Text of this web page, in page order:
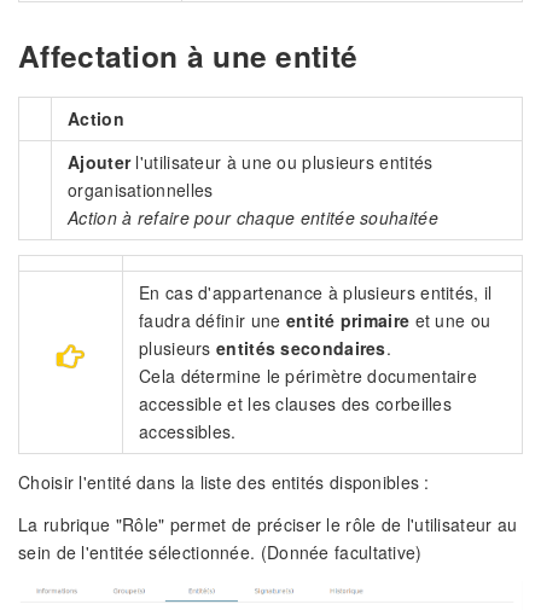
Affectation à une entité
Action
Ajouterl'utilisateur à une ou plusieurs entités
organisationnelles
Action à refaire pour chaque entitée souhaitée
En cas d'appartenance à plusieurs entités, il
faudra définir une entité primaire et une ou
plusieurs entités secondaires.
Cela détermine le périmètre documentaire
accessible et les clauses des corbeilles
accessibles.
Choisir l'entité dans la liste des entités disponibles :
La rubrique "Rôle" permet de préciser le rôle de l'utilisateur au
sein de l'entitée sélectionnée. (Donnée facultative)